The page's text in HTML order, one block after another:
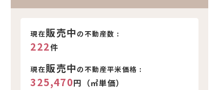
現在販売中 の不動産数 :
222件
現在販売中 の不動産平米価格 :
325,470円（㎡単価）